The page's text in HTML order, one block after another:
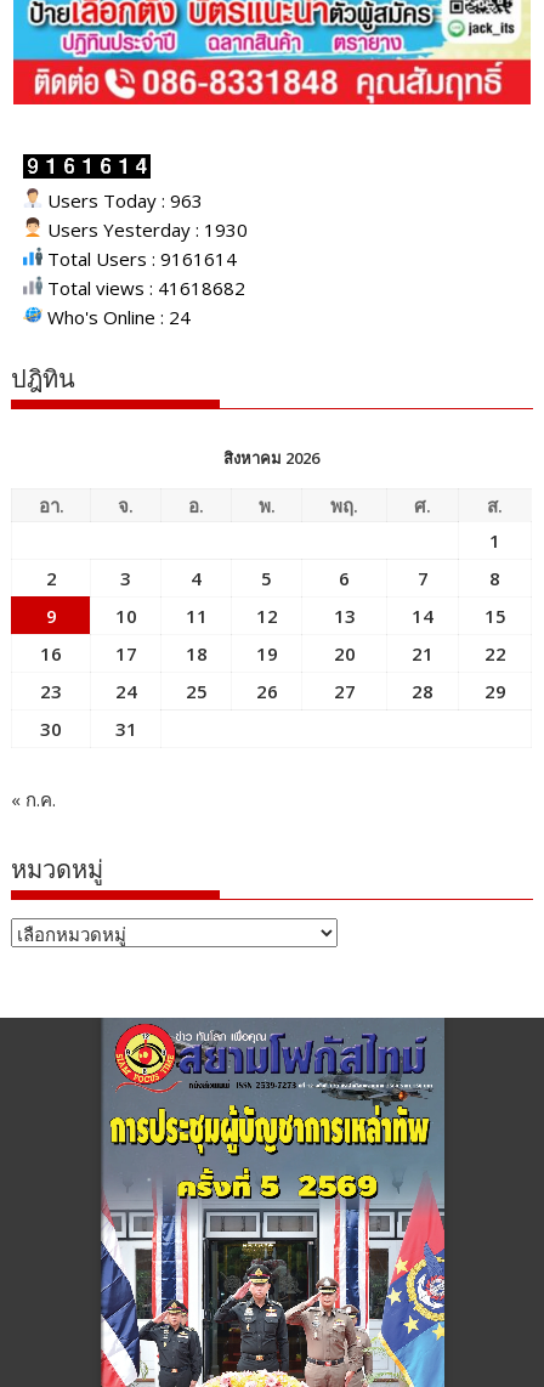
Users Today : 963
Users Yesterday : 1930
Total Users : 9161614
Total views : 41618682
Who's Online : 24
ปฎิทิน
สิงหาคม 2026
อา. จ. อ. พ. พฤ. ศ.
ส.
1
2
3 4 5 6 7
8
9
10 11 12 13 14
15
16
17 18 19 20 21
22
23
24 25 26 27 28
29
30
31
« ก.ค.
หมวดหมู่
หมวด